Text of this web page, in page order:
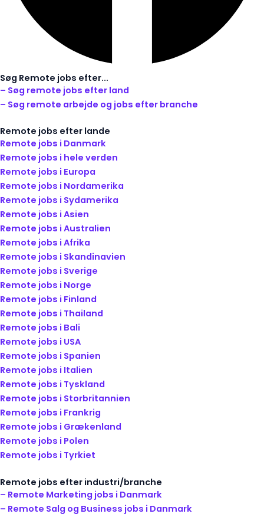
Søg Remote jobs efter...
– Søg remote jobs efter land
– Søg remote arbejde og jobs efter branche
Remote jobs efter lande
Remote jobs i Danmark
Remote jobs i hele verden
Remote jobs i Europa
Remote jobs i Nordamerika
Remote jobs i Sydamerika
Remote jobs i Asien
Remote jobs i Australien
Remote jobs i Afrika
Remote jobs i Skandinavien
Remote jobs i Sverige
Remote jobs i Norge
Remote jobs i Finland
Remote jobs i Thailand
Remote jobs i Bali
Remote jobs i USA
Remote jobs i Spanien
Remote jobs i Italien
Remote jobs i Tyskland
Remote jobs i Storbritannien
Remote jobs i Frankrig
Remote jobs i Grækenland
Remote jobs i Polen
Remote jobs i Tyrkiet
Remote jobs efter industri/branche
– Remote Marketing jobs i Danmark
– Remote Salg og Business jobs i Danmark